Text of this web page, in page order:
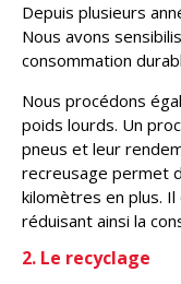
Depuis plusieurs
Nous avons
consommation
Nous procédons
poids lourds. Un
pneus et leur
recreusage permet
kilomètres en plus.
réduisant ainsi la
2. Le recyclage